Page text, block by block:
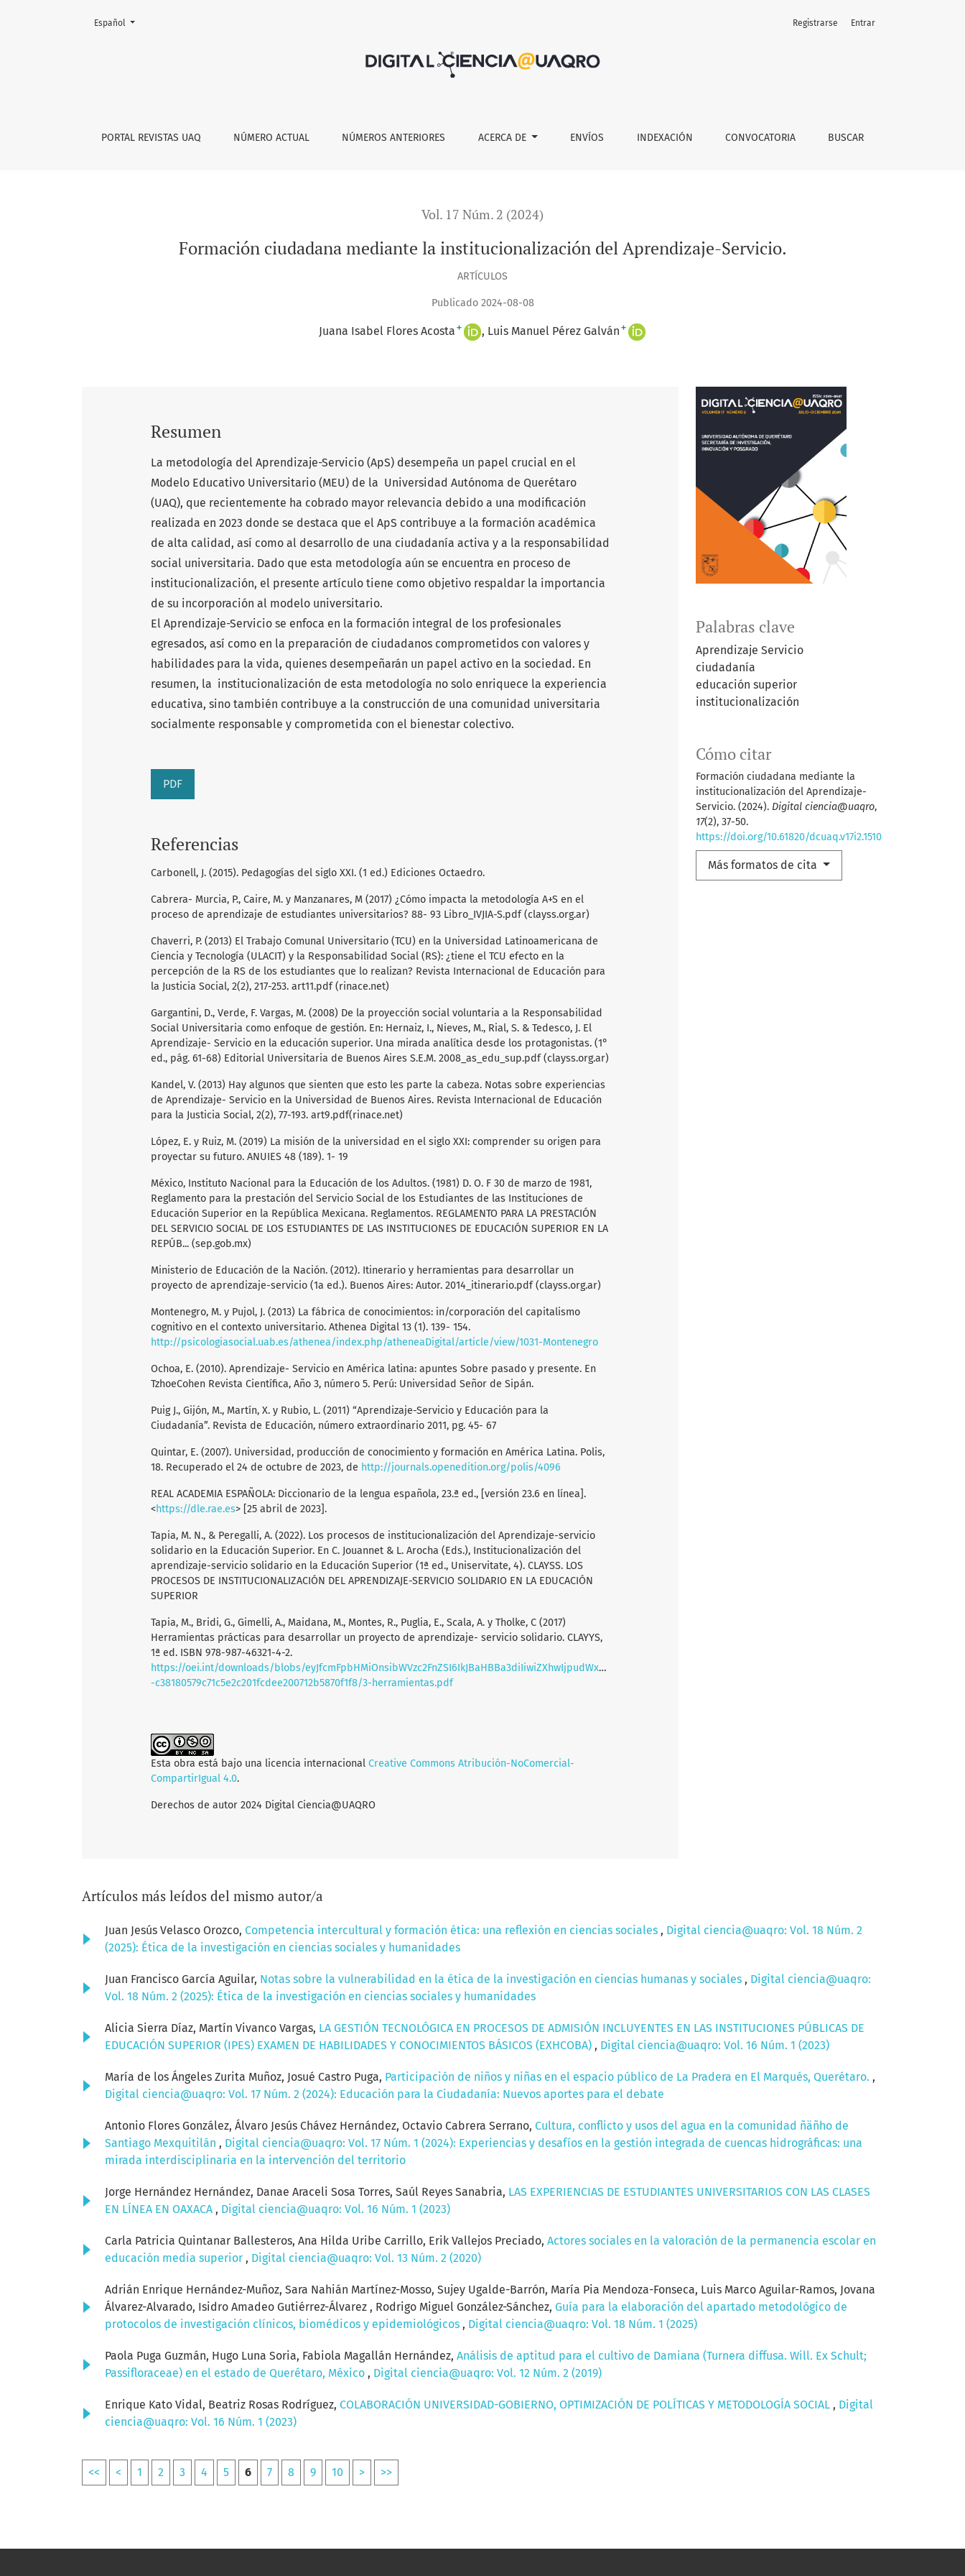
Formación ciudadana mediante la institucionalización del Aprendizaje-Servicio.
PORTAL REVISTAS UAQ NÚMERO ACTUAL NÚMEROS ANTERIORES ACERCA DE ENVÍOS INDEXACIÓN CONVOCATORIA BUSCAR
Registrarse Entrar
Cambiar el idioma. El actual es:
Español
Vol. 17 Núm. 2 (2024)
Formación ciudadana mediante la institucionalización del Aprendizaje-Servicio.
ARTÍCULOS
Publicado 2024-08-08
Juana Isabel Flores Acosta + Luis Manuel Pérez Galván +
Palabras clave
Aprendizaje Servicio
ciudadanía
educación superior
institucionalización
Cómo citar
Formación ciudadana mediante la
institucionalización del Aprendizaje-
Servicio. (2024). Digital ciencia@uaqro,
17(2), 37-50.
https://doi.org/10.61820/dcuaq.v17i2.1510
Más formatos de cita
Resumen
La metodología del Aprendizaje-Servicio (ApS) desempeña un papel crucial en el
Modelo Educativo Universitario (MEU) de la Universidad Autónoma de Querétaro
(UAQ), que recientemente ha cobrado mayor relevancia debido a una modificación
realizada en 2023 donde se destaca que el ApS contribuye a la formación académica
de alta calidad, así como al desarrollo de una ciudadanía activa y a la responsabilidad
social universitaria. Dado que esta metodología aún se encuentra en proceso de
institucionalización, el presente artículo tiene como objetivo respaldar la importancia
de su incorporación al modelo universitario.
El Aprendizaje-Servicio se enfoca en la formación integral de los profesionales
egresados, así como en la preparación de ciudadanos comprometidos con valores y
habilidades para la vida, quienes desempeñarán un papel activo en la sociedad. En
resumen, la institucionalización de esta metodología no solo enriquece la experiencia
educativa, sino también contribuye a la construcción de una comunidad universitaria
socialmente responsable y comprometida con el bienestar colectivo.
PDF
Referencias
Carbonell, J. (2015). Pedagogías del siglo XXI. (1 ed.) Ediciones Octaedro.
Cabrera- Murcia, P., Caire, M. y Manzanares, M (2017) ¿Cómo impacta la metodología A+S en el
proceso de aprendizaje de estudiantes universitarios? 88- 93 Libro_IVJIA-S.pdf (clayss.org.ar)
Chaverri, P. (2013) El Trabajo Comunal Universitario (TCU) en la Universidad Latinoamericana de
Ciencia y Tecnología (ULACIT) y la Responsabilidad Social (RS): ¿tiene el TCU efecto en la
percepción de la RS de los estudiantes que lo realizan? Revista Internacional de Educación para
la Justicia Social, 2(2), 217-253. art11.pdf (rinace.net)
Gargantini, D., Verde, F. Vargas, M. (2008) De la proyección social voluntaria a la Responsabilidad
Social Universitaria como enfoque de gestión. En: Hernaiz, I., Nieves, M., Rial, S. & Tedesco, J. El
Aprendizaje- Servicio en la educación superior. Una mirada analítica desde los protagonistas. (1°
ed., pág. 61-68) Editorial Universitaria de Buenos Aires S.E.M. 2008_as_edu_sup.pdf (clayss.org.ar)
Kandel, V. (2013) Hay algunos que sienten que esto les parte la cabeza. Notas sobre experiencias
de Aprendizaje- Servicio en la Universidad de Buenos Aires. Revista Internacional de Educación
para la Justicia Social, 2(2), 77-193. art9.pdf(rinace.net)
López, E. y Ruiz, M. (2019) La misión de la universidad en el siglo XXI: comprender su origen para
proyectar su futuro. ANUIES 48 (189). 1- 19
México, Instituto Nacional para la Educación de los Adultos. (1981) D. O. F 30 de marzo de 1981,
Reglamento para la prestación del Servicio Social de los Estudiantes de las Instituciones de
Educación Superior en la República Mexicana. Reglamentos. REGLAMENTO PARA LA PRESTACIÓN
DEL SERVICIO SOCIAL DE LOS ESTUDIANTES DE LAS INSTITUCIONES DE EDUCACIÓN SUPERIOR EN LA
REPÚB... (sep.gob.mx)
Ministerio de Educación de la Nación. (2012). Itinerario y herramientas para desarrollar un
proyecto de aprendizaje-servicio (1a ed.). Buenos Aires: Autor. 2014_itinerario.pdf (clayss.org.ar)
Montenegro, M. y Pujol, J. (2013) La fábrica de conocimientos: in/corporación del capitalismo
cognitivo en el contexto universitario. Athenea Digital 13 (1). 139- 154.
http://psicologiasocial.uab.es/athenea/index.php/atheneaDigital/article/view/1031-Montenegro
Ochoa, E. (2010). Aprendizaje- Servicio en América latina: apuntes Sobre pasado y presente. En
TzhoeCohen Revista Científica, Año 3, número 5. Perú: Universidad Señor de Sipán.
Puig J., Gijón, M., Martín, X. y Rubio, L. (2011) “Aprendizaje-Servicio y Educación para la
Ciudadanía”. Revista de Educación, número extraordinario 2011, pg. 45- 67
Quintar, E. (2007). Universidad, producción de conocimiento y formación en América Latina. Polis,
18. Recuperado el 24 de octubre de 2023, de http://journals.openedition.org/polis/4096
REAL ACADEMIA ESPAÑOLA: Diccionario de la lengua española, 23.ª ed., [versión 23.6 en línea].
<https://dle.rae.es> [25 abril de 2023].
Tapia, M. N., & Peregalli, A. (2022). Los procesos de institucionalización del Aprendizaje-servicio
solidario en la Educación Superior. En C. Jouannet & L. Arocha (Eds.), Institucionalización del
aprendizaje-servicio solidario en la Educación Superior (1ª ed., Uniservitate, 4). CLAYSS. LOS
PROCESOS DE INSTITUCIONALIZACIÓN DEL APRENDIZAJE-SERVICIO SOLIDARIO EN LA EDUCACIÓN
SUPERIOR
Tapia, M., Bridi, G., Gimelli, A., Maidana, M., Montes, R., Puglia, E., Scala, A. y Tholke, C (2017)
Herramientas prácticas para desarrollar un proyecto de aprendizaje- servicio solidario. CLAYYS,
1ª ed. ISBN 978-987-46321-4-2.
https://oei.int/downloads/blobs/eyJfcmFpbHMiOnsibWVzc2FnZSI6IkJBaHBBa3diIiwiZXhwIjpudWxsLCJwdXIiOiJibG9iX2lkIn19-
-c38180579c71c5e2c201fcdee200712b5870f1f8/3-herramientas.pdf
Esta obra está bajo una licencia internacional Creative Commons Atribución-NoComercial-
CompartirIgual 4.0.
Derechos de autor 2024 Digital Ciencia@UAQRO
Artículos más leídos del mismo autor/a
Juan Jesús Velasco Orozco, Competencia intercultural y formación ética: una reflexión en ciencias sociales , Digital ciencia@uaqro: Vol. 18 Núm. 2
(2025): Ética de la investigación en ciencias sociales y humanidades
Juan Francisco García Aguilar, Notas sobre la vulnerabilidad en la ética de la investigación en ciencias humanas y sociales , Digital ciencia@uaqro:
Vol. 18 Núm. 2 (2025): Ética de la investigación en ciencias sociales y humanidades
Alicia Sierra Díaz, Martín Vivanco Vargas, LA GESTIÓN TECNOLÓGICA EN PROCESOS DE ADMISIÓN INCLUYENTES EN LAS INSTITUCIONES PÚBLICAS DE
EDUCACIÓN SUPERIOR (IPES) EXAMEN DE HABILIDADES Y CONOCIMIENTOS BÁSICOS (EXHCOBA) , Digital ciencia@uaqro: Vol. 16 Núm. 1 (2023)
María de los Ángeles Zurita Muñoz, Josué Castro Puga, Participación de niños y niñas en el espacio público de La Pradera en El Marqués, Querétaro. ,
Digital ciencia@uaqro: Vol. 17 Núm. 2 (2024): Educación para la Ciudadanía: Nuevos aportes para el debate
Antonio Flores González, Álvaro Jesús Chávez Hernández, Octavio Cabrera Serrano, Cultura, conflicto y usos del agua en la comunidad ñäñho de
Santiago Mexquitilán , Digital ciencia@uaqro: Vol. 17 Núm. 1 (2024): Experiencias y desafíos en la gestión integrada de cuencas hidrográficas: una
mirada interdisciplinaria en la intervención del territorio
Jorge Hernández Hernández, Danae Araceli Sosa Torres, Saúl Reyes Sanabria, LAS EXPERIENCIAS DE ESTUDIANTES UNIVERSITARIOS CON LAS CLASES
EN LÍNEA EN OAXACA , Digital ciencia@uaqro: Vol. 16 Núm. 1 (2023)
Carla Patricia Quintanar Ballesteros, Ana Hilda Uribe Carrillo, Erik Vallejos Preciado, Actores sociales en la valoración de la permanencia escolar en
educación media superior , Digital ciencia@uaqro: Vol. 13 Núm. 2 (2020)
Adrián Enrique Hernández-Muñoz, Sara Nahián Martínez-Mosso, Sujey Ugalde-Barrón, María Pia Mendoza-Fonseca, Luis Marco Aguilar-Ramos, Jovana
Álvarez-Alvarado, Isidro Amadeo Gutiérrez-Álvarez , Rodrigo Miguel González-Sánchez, Guía para la elaboración del apartado metodológico de
protocolos de investigación clínicos, biomédicos y epidemiológicos , Digital ciencia@uaqro: Vol. 18 Núm. 1 (2025)
Paola Puga Guzmán, Hugo Luna Soria, Fabiola Magallán Hernández, Análisis de aptitud para el cultivo de Damiana (Turnera diffusa. Will. Ex Schult;
Passifloraceae) en el estado de Querétaro, México , Digital ciencia@uaqro: Vol. 12 Núm. 2 (2019)
Enrique Kato Vidal, Beatriz Rosas Rodríguez, COLABORACIÓN UNIVERSIDAD-GOBIERNO, OPTIMIZACIÓN DE POLÍTICAS Y METODOLOGÍA SOCIAL , Digital
ciencia@uaqro: Vol. 16 Núm. 1 (2023)
<< < 1 2 3 4 5 6 7 8 9 10 > >>